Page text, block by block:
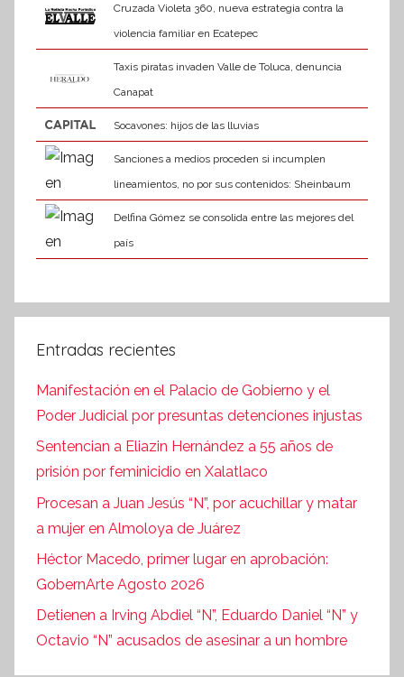
Cruzada Violeta 360, nueva estrategia contra la
violencia familiar en Ecatepec
Taxis piratas invaden Valle de Toluca, denuncia
Canapat
Socavones: hijos de las lluvias
Sanciones a medios proceden si incumplen
lineamientos, no por sus contenidos: Sheinbaum
Delfina Gómez se consolida entre las mejores del
país
Entradas recientes
Manifestación en el Palacio de Gobierno y el
Poder Judicial por presuntas detenciones injustas
Sentencian a Eliazin Hernández a 55 años de
prisión por feminicidio en Xalatlaco
Procesan a Juan Jesús “N”, por acuchillar y matar
a mujer en Almoloya de Juárez
Héctor Macedo, primer lugar en aprobación:
GobernArte Agosto 2026
Detienen a Irving Abdiel “N”, Eduardo Daniel “N” y
Octavio “N” acusados de asesinar a un hombre